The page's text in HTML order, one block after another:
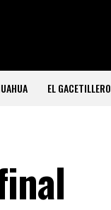
EL GACETILLERO